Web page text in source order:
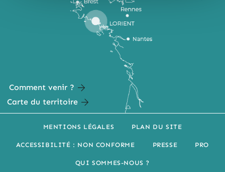
Comment venir ?
Carte du territoire
MENTIONS LÉGALES PLAN DU SITE
ACCESSIBILITÉ : NON CONFORME PRESSE PRO
QUI SOMMES-NOUS ?